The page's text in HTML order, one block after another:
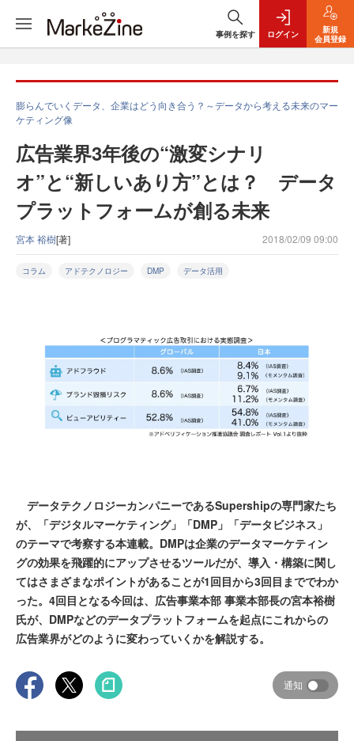
事例を探す ログイン
新規
会員登録
膨らんでいくデータ、企業はどう向き合う？～データから考える未来のマー
ケティング像
広告業界3年後の“激変シナリ
オ”と“新しいあり方”とは？ データ
プラットフォームが創る未来
宮本 裕樹[著] 2018/02/09 09:00
コラム アドテクノロジー DMP データ活用
データテクノロジーカンパニーであるSupershipの専門家たち
が、「デジタルマーケティング」「DMP」「データビジネス」
のテーマで考察する本連載。DMPは企業のデータマーケティン
グの効果を飛躍的にアップさせるツールだが、導入・構築に関し
てはさまざまなポイントがあることが1回目から3回目まででわか
った。4回目となる今回は、広告事業本部 事業本部長の宮本裕樹
氏が、DMPなどのデータプラットフォームを起点にこれからの
広告業界がどのように変わっていくかを解説する。
通知